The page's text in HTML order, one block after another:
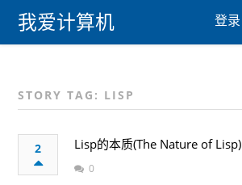
我爱计算机 登录
STORY TAG: LISP
2 Lisp的本质(The Nature of Lisp)
0